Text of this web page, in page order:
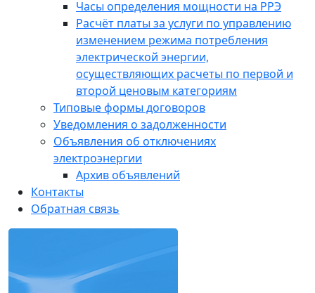
Часы определения мощности на РРЭ
Расчёт платы за услуги по управлению
изменением режима потребления
электрической энергии,
осуществляющих расчеты по первой и
второй ценовым категориям
Типовые формы договоров
Уведомления о задолженности
Объявления об отключениях
электроэнергии
Архив объявлений
Контакты
Обратная связь